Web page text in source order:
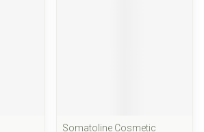
Somatoline Cosmetic